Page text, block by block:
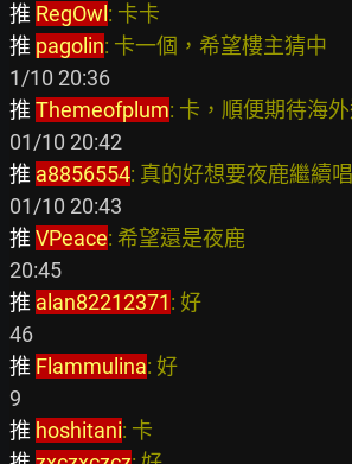
推 RegOwl : 卡
推 pagolin: 卡一個，希望
推 Themeofplum
推 a8856554
推 VPeace: 希望還是
推 alan82212371:
推 Flammulina:
推 hoshitani: